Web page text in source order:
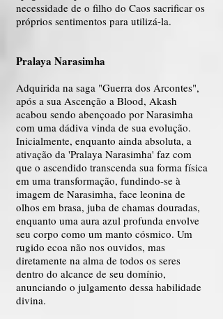
necessidade de o filho do Caos sacrificar os
próprios sentimentos para utilizá-la.
Pralaya Narasimha
Adquirida na saga "Guerra dos Arcontes",
após a sua Ascenção a Blood, Akash
acabou sendo abençoado por Narasimha
com uma dádiva vinda de sua evolução.
Inicialmente, enquanto ainda absoluta, a
ativação da 'Pralaya Narasimha' faz com
que o ascendido transcenda sua forma física
em uma transformação, fundindo-se à
imagem de Narasimha, face leonina de
olhos em brasa, juba de chamas douradas,
enquanto uma aura azul profunda envolve
seu corpo como um manto cósmico. Um
rugido ecoa não nos ouvidos, mas
diretamente na alma de todos os seres
dentro do alcance de seu domínio,
anunciando o julgamento dessa habilidade
divina.